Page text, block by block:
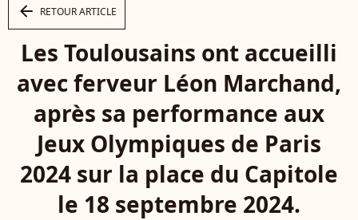
arrow_left RETOUR ARTICLE
Les Toulousains ont accueilli
avec ferveur Léon Marchand,
après sa performance aux
Jeux Olympiques de Paris
2024 sur la place du Capitole
le 18 septembre 2024.